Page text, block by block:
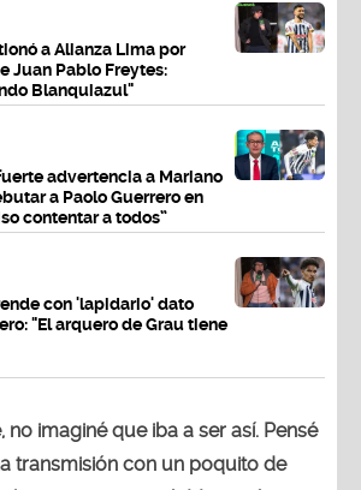
a Alianza Lima por
Juan Pablo Freytes:
Blanquiazul"
advertencia a Mariano
a Paolo Guerrero en
contentar a todos”
con 'lapidario' dato
"El arquero de Grau tiene
no imaginé que iba a ser así. Pensé
transmisión con un poquito de